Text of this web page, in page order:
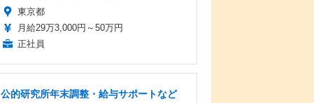
東京都
月給29万3,000円～50万円
正社員
公的研究所年末調整・給与サポートなど